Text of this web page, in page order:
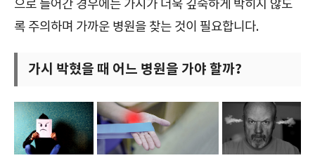
으로 들어간 경우에는 가시가 더욱 깊숙하게 박히지 않도
록 주의하며 가까운 병원을 찾는 것이 필요합니다.
가시 박혔을 때 어느 병원을 가야 할까?